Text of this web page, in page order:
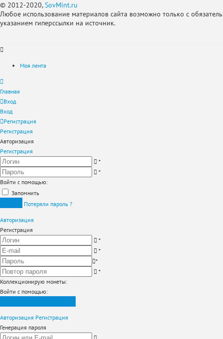
© 2012-2020,SovMint.ru
Любое использование материалов сайта возможно только с
указанием гиперссылки на источник.
Моя лента
Главная
Вход
Вход
Регистрация
Регистрация
Авторизация
Регистрация
*
*
Войти с помощью:
Запомнить
Потеряли пароль ?
Авторизация
Регистрация
*
*
*
*
Коллекционирую монеты:
Войти с помощью:
Авторизация Регистрация
Генерация пароля